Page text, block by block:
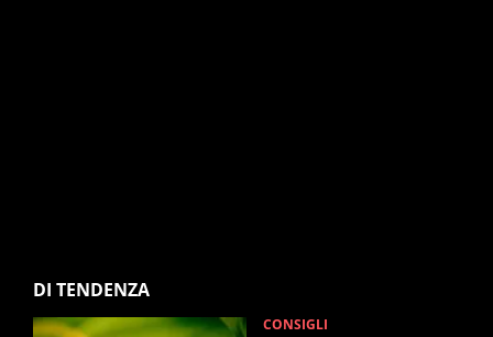
DI TENDENZA
CONSIGLI